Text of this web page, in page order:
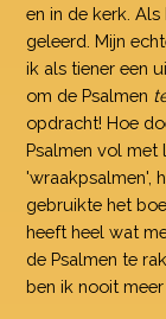
en in de kerk.
geleerd. Mijn
ik als tiener een
om de Psalmen
opdracht! Hoe
Psalmen vol met
'wraakpsalmen',
gebruikte het
heeft heel wat
de Psalmen te
ben ik nooit